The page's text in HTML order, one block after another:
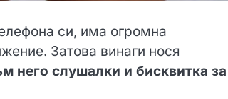
си, има огромна
Затова винаги нося
него слушалки и бисквитка за